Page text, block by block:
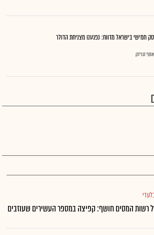
חמישי בישראל מדווח: נפגענו מצניחת הדולר
אסף זגריזק
רשות המסים חושף: קפיצה במספר העשירים שעוזבים